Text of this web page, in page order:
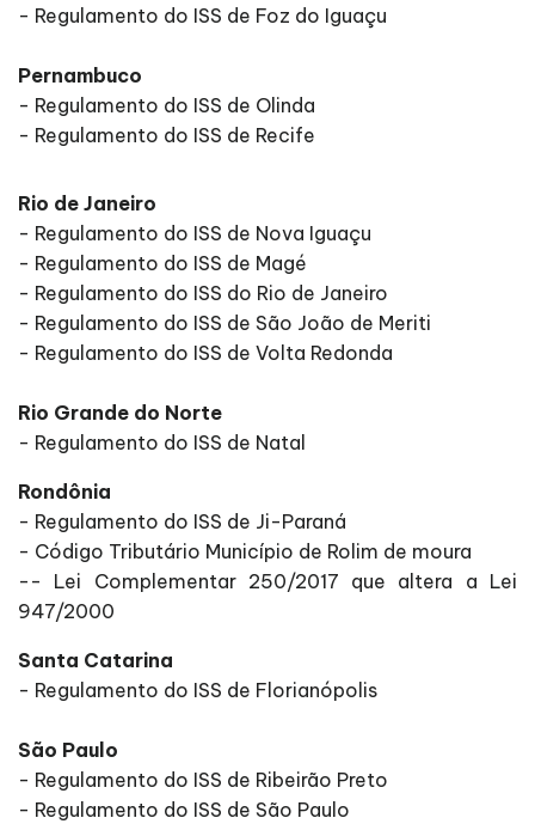
- Regulamento do ISS de Foz do Iguaçu
Pernambuco
- Regulamento do ISS de Olinda
- Regulamento do ISS de Recife
Rio de Janeiro
- Regulamento do ISS de Nova Iguaçu
- Regulamento do ISS de Magé
- Regulamento do ISS do Rio de Janeiro
- Regulamento do ISS de São João de Meriti
- Regulamento do ISS de Volta Redonda
Rio Grande do Norte
- Regulamento do ISS de Natal
Rondônia
- Regulamento do ISS de Ji-Paraná
- Código Tributário Município de Rolim de moura
-- Lei Complementar 250/2017 que altera a Lei
947/2000
Santa Catarina
- Regulamento do ISS de Florianópolis
São Paulo
- Regulamento do ISS de Ribeirão Preto
- Regulamento do ISS de São Paulo